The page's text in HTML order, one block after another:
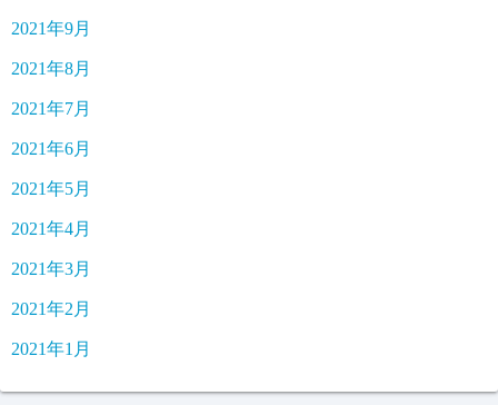
2021年9月
2021年8月
2021年7月
2021年6月
2021年5月
2021年4月
2021年3月
2021年2月
2021年1月